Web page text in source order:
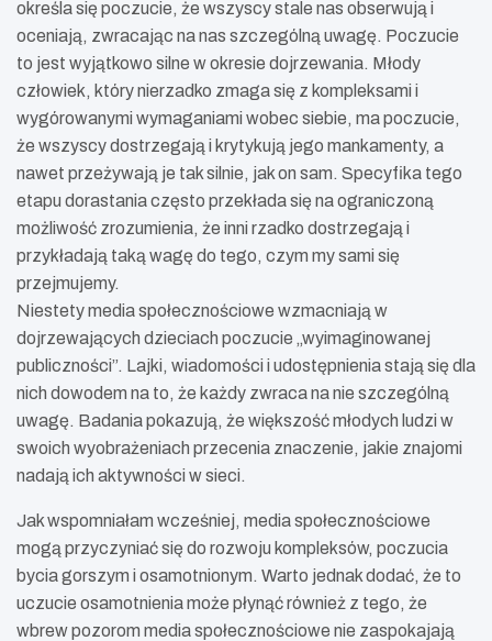
określa się poczucie, że wszyscy stale nas obserwują i
oceniają, zwracając na nas szczególną uwagę. Poczucie
to jest wyjątkowo silne w okresie dojrzewania. Młody
człowiek, który nierzadko zmaga się z kompleksami i
wygórowanymi wymaganiami wobec siebie, ma poczucie,
że wszyscy dostrzegają i krytykują jego mankamenty, a
nawet przeżywają je tak silnie, jak on sam. Specyfika tego
etapu dorastania często przekłada się na ograniczoną
możliwość zrozumienia, że inni rzadko dostrzegają i
przykładają taką wagę do tego, czym my sami się
przejmujemy.
Niestety media społecznościowe wzmacniają w
dojrzewających dzieciach poczucie „wyimaginowanej
publiczności”. Lajki, wiadomości i udostępnienia stają się dla
nich dowodem na to, że każdy zwraca na nie szczególną
uwagę. Badania pokazują, że większość młodych ludzi w
swoich wyobrażeniach przecenia znaczenie, jakie znajomi
nadają ich aktywności w sieci.
Jak wspomniałam wcześniej, media społecznościowe
mogą przyczyniać się do rozwoju kompleksów, poczucia
bycia gorszym i osamotnionym. Warto jednak dodać, że to
uczucie osamotnienia może płynąć również z tego, że
wbrew pozorom media społecznościowe nie zaspokajają